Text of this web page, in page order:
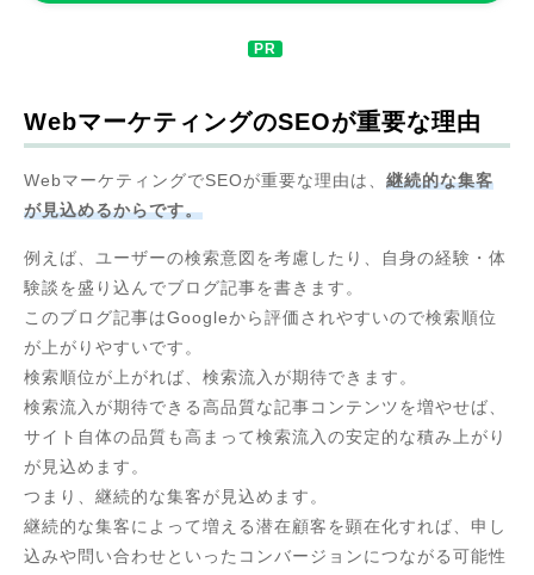
WebマーケティングのSEOが重要な理由
WebマーケティングでSEOが重要な理由は、 継続的な集客
が見込めるからです。
例えば、ユーザーの検索意図を考慮したり、自身の経験・体
験談を盛り込んでブログ記事を書きます。
このブログ記事はGoogleから評価されやすいので検索順位
が上がりやすいです。
検索順位が上がれば、検索流入が期待できます。
検索流入が期待できる高品質な記事コンテンツを増やせば、
サイト自体の品質も高まって検索流入の安定的な積み上がり
が見込めます。
つまり、継続的な集客が見込めます。
継続的な集客によって増える潜在顧客を顕在化すれば、申し
込みや問い合わせといったコンバージョンにつながる可能性